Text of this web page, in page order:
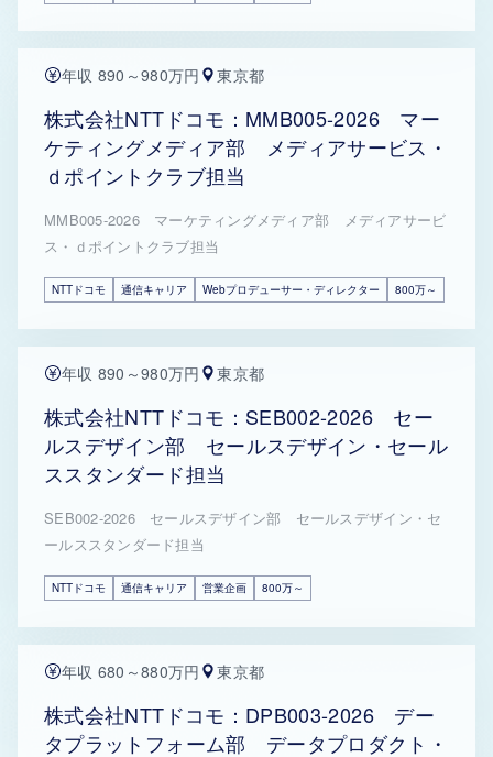
年収 890～980万円 東京都
株式会社NTTドコモ：MMB005-2026 マー
ケティングメディア部 メディアサービス・
ｄポイントクラブ担当
MMB005-2026 マーケティングメディア部 メディアサービ
ス・ｄポイントクラブ担当
NTTドコモ 通信キャリア Webプロデューサー・ディレクター 800万～
年収 890～980万円 東京都
株式会社NTTドコモ：SEB002-2026 セー
ルスデザイン部 セールスデザイン・セール
ススタンダード担当
SEB002-2026 セールスデザイン部 セールスデザイン・セ
ールススタンダード担当
NTTドコモ 通信キャリア 営業企画 800万～
年収 680～880万円 東京都
株式会社NTTドコモ：DPB003-2026 デー
タプラットフォーム部 データプロダクト・